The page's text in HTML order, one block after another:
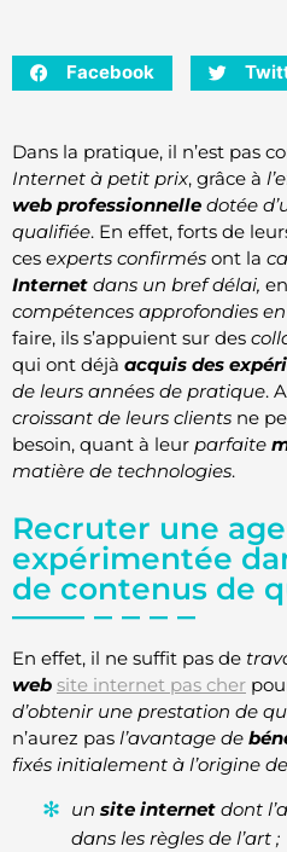
Facebook
Dans la pratique, il n’est pas
Internet à petit prix, grâce à
web professionnelle dotée
qualifiée. En effet, forts de
ces experts confirmés ont la
Internet dans un bref délai,
compétences approfondies
faire, ils s’appuient sur des
qui ont déjà acquis des
de leurs années de pratique.
croissant de leurs clients ne
besoin, quant à leur parfaite
matière de technologies.
Recruter une
expérimentée
de contenus de
En effet, il ne suffit pas de
web site internet pas cher
d’obtenir une prestation de
n’aurez pas l’avantage de
fixés initialement à l’origine
un site internet dont
dans les règles de l’art ;